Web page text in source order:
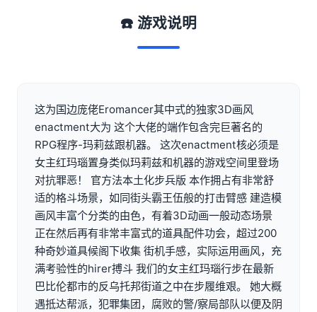
☎️ 游戏说明
这为国边庞佬Eromancer其中式的独家3D画风
enactment大为 这个大佬的端作包含完巨著名的
RPG程序-玛莉兹跟机器。 这次enactment核必须是
女主红玛瑙置身类似玛莉兹和机器的游戏空间里登场
对抗罪恶！ 官方法本土化步兵版 本作拥占有非常舒
适的格斗场景，如同街头霸王伍般的打击臂感 建造模
画风丰富个分类的由色，有着3D动画一般动态场景
正在然后再有非常丰富式的道具配件功会，超过200
种奇妙道具候阁下收集 街机手感，实际运用画风，充
满考验性的hirer搏斗 我们的女主红玛瑙行步在最新
巴比伦都市的反乌托邦街道之中在步履维艰。 她大概
遇抵达帮派，犯罪集团，腐败的警/察局部队以便及阴